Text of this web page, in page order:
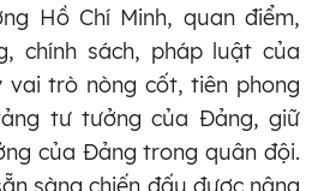
Hồ Chí Minh, quan điểm,
chính sách, pháp luật của
vai trò nòng cốt, tiên phong
tư tưởng của Đảng, giữ
của Đảng trong quân đội.